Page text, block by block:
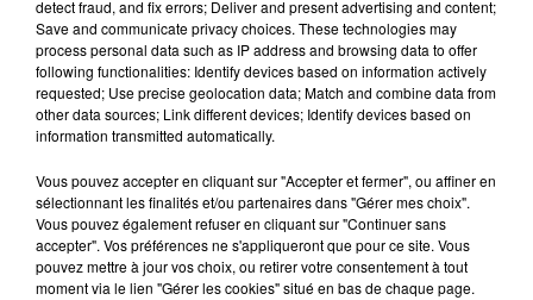
La Bulle - Guinguette éphémère
de Frelinghien !
detect fraud, and fix errors; Deliver and present advertising and content;
Save and communicate privacy choices. These technologies may
process personal data such as IP address and browsing data to offer
following functionalities: Identify devices based on information actively
requested; Use precise geolocation data; Match and combine data from
other data sources; Link different devices; Identify devices based on
information transmitted automatically.
Vous pouvez accepter en cliquant sur "Accepter et fermer", ou affiner en
sélectionnant les finalités et/ou partenaires dans "Gérer mes choix".
Vous pouvez également refuser en cliquant sur "Continuer sans
accepter". Vos préférences ne s'appliqueront que pour ce site. Vous
pouvez mettre à jour vos choix, ou retirer votre consentement à tout
moment via le lien "Gérer les cookies" situé en bas de chaque page.